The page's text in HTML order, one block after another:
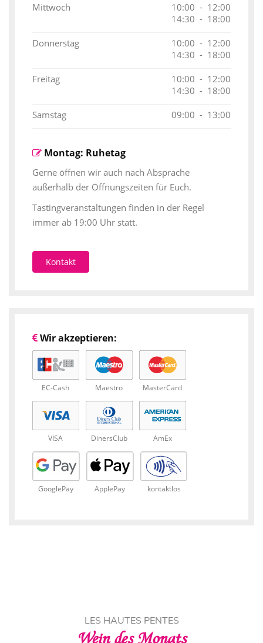
Mittwoch
10:00 - 12:00
14:30 - 18:00
Donnerstag
10:00 - 12:00
14:30 - 18:00
Freitag
10:00 - 12:00
14:30 - 18:00
Samstag 09:00 - 13:00
Montag: Ruhetag
Gerne öffnen wir auch nach Absprache
außerhalb der Öffnungszeiten für Euch.
Tastingveranstaltungen finden in der Regel
immer ab 19:00 Uhr statt.
Kontakt
Wir akzeptieren:
EC-Cash Maestro MasterCard
VISA DinersClub AmEx
GooglePay ApplePay kontaktlos
LES HAUTES PENTES